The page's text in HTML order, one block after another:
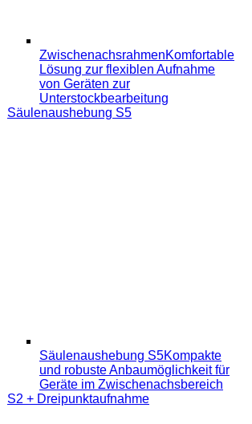
ZwischenachsrahmenKomfortable
Lösung zur flexiblen Aufnahme
von Geräten zur
Unterstockbearbeitung
Säulenaushebung S5
Säulenaushebung S5Kompakte
und robuste Anbaumöglichkeit für
Geräte im Zwischenachsbereich
S2 + Dreipunktaufnahme